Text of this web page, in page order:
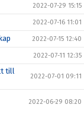
2022-07-29 15:15
2022-07-16 11:01
2022-07-15 12:40
2022-07-11 12:35
till
2022-07-01 09:11
2022-06-29 08:20